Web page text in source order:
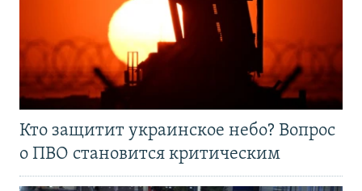
Кто защитит украинское небо? Вопрос
о ПВО становится критическим